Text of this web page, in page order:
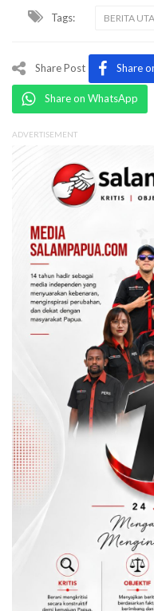
Tags: BERITA
Share Post Share
Share on WhatsApp
ADVERTISEMENT